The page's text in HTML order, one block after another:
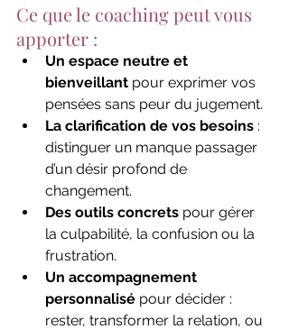
Ce que le coaching peut vous
apporter :
Un espace neutre et
bienveillant pour exprimer vos
pensées sans peur du jugement.
La clarification de vos besoins :
distinguer un manque passager
d’un désir profond de
changement.
Des outils concrets pour gérer
la culpabilité, la confusion ou la
frustration.
Un accompagnement
personnalisé pour décider :
rester, transformer la relation, ou